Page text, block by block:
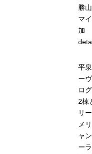
勝
マ
加
平
ー
ロ
2棟
リ
メ
ャ
ー